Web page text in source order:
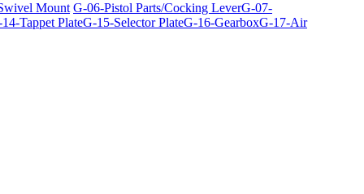
Mount G-06-Pistol Parts/Cocking LeverG-07-
Tappet PlateG-15-Selector PlateG-16-GearboxG-17-Air